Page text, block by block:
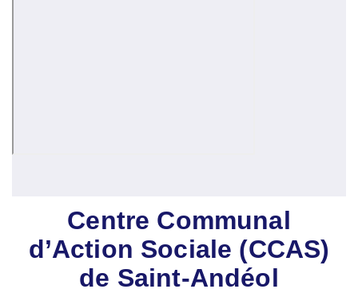
Centre Communal
d’Action Sociale (CCAS)
de Saint-Andéol